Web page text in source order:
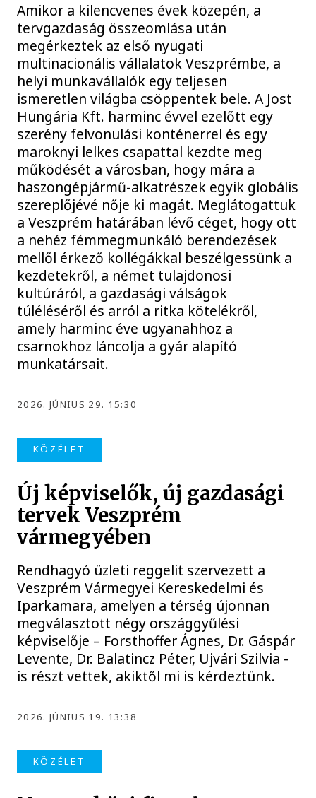
Amikor a kilencvenes évek közepén, a
tervgazdaság összeomlása után
megérkeztek az első nyugati
multinacionális vállalatok Veszprémbe, a
helyi munkavállalók egy teljesen
ismeretlen világba csöppentek bele. A Jost
Hungária Kft. harminc évvel ezelőtt egy
szerény felvonulási konténerrel és egy
maroknyi lelkes csapattal kezdte meg
működését a városban, hogy mára a
haszongépjármű-alkatrészek egyik globális
szereplőjévé nője ki magát. Meglátogattuk
a Veszprém határában lévő céget, hogy ott
a nehéz fémmegmunkáló berendezések
mellől érkező kollégákkal beszélgessünk a
kezdetekről, a német tulajdonosi
kultúráról, a gazdasági válságok
túléléséről és arról a ritka kötelékről,
amely harminc éve ugyanahhoz a
csarnokhoz láncolja a gyár alapító
munkatársait.
2026. JÚNIUS 29. 15:30
KÖZÉLET
Új képviselők, új gazdasági
tervek Veszprém
vármegyében
Rendhagyó üzleti reggelit szervezett a
Veszprém Vármegyei Kereskedelmi és
Iparkamara, amelyen a térség újonnan
megválasztott négy országgyűlési
képviselője – Forsthoffer Ágnes, Dr. Gáspár
Levente, Dr. Balatincz Péter, Ujvári Szilvia -
is részt vettek, akiktől mi is kérdeztünk.
2026. JÚNIUS 19. 13:38
KÖZÉLET